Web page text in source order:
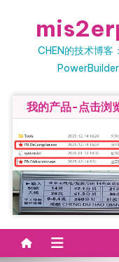
CHEN的技术博客
PowerBuilder
我的产品-点击浏